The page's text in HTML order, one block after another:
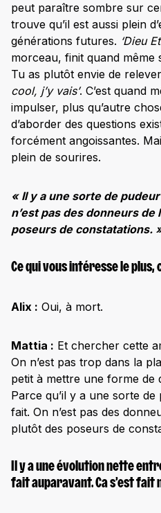
peut paraître sombre sur
trouve qu’il est aussi plein
générations futures. ‘Dieu
morceau, finit quand même
Tu as plutôt envie de
cool, j’y vais’. C’est quand
impulser, plus qu’autre
d’aborder des questions
forcément angoissantes.
plein de sourires.
« Il y a une sorte de
n’est pas des donneurs
poseurs de constatations.
Ce qui vous intéresse le plus,
Alix : Oui, à mort.
Mattia : Et chercher cette
On n’est pas trop dans la
petit à mettre une forme de
Parce qu’il y a une sorte de
fait. On n’est pas des
plutôt des poseurs de
Il y a une évolution nette
fait auparavant. Ca s’est fait